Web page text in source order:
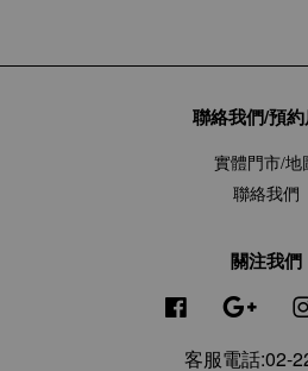
聯絡我們/預
實體門市/地
聯絡我們
關注我們
Facebook
客服電話:02-